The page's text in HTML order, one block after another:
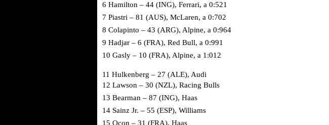
6 Hamilton – 44 (ING), Ferrari, a 0:521
7 Piastri – 81 (AUS), McLaren, a 0:702
8 Colapinto – 43 (ARG), Alpine, a 0:964
9 Hadjar – 6 (FRA), Red Bull, a 0:991
10 Gasly – 10 (FRA), Alpine, a 1:012
11 Hulkenberg – 27 (ALE), Audi
12 Lawson – 30 (NZL), Racing Bulls
13 Bearman – 87 (ING), Haas
14 Sainz Jr. – 55 (ESP), Williams
15 Ocon – 31 (FRA), Haas